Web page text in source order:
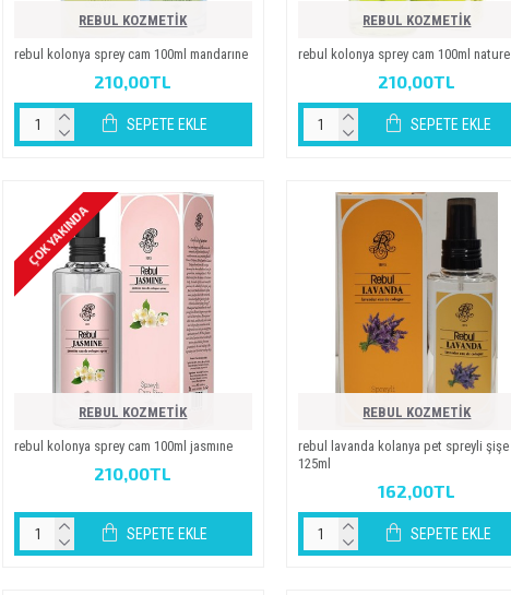
REBUL KOZMETİK
rebul kolonya sprey cam 100ml mandarine
210,00TL
SEPETE EKLE
REBUL KOZMETİK
rebul kolonya sprey cam 100ml nature
210,00TL
SEPETE EKLE
ÇOK YAKINDA
REBUL KOZMETİK
rebul kolonya sprey cam 100ml jasmine
210,00TL
SEPETE EKLE
REBUL KOZMETİK
rebul lavanda kolanya pet spreyli̇ şi̇şe
125ml
162,00TL
SEPETE EKLE